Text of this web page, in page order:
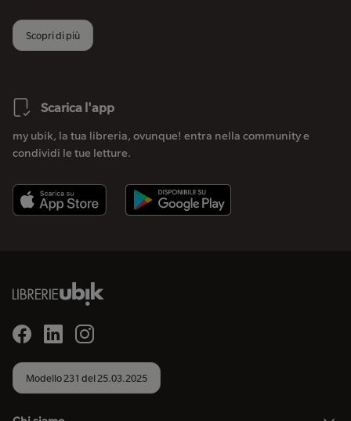
Scopri di più
Scarica l'app
my ubik, la tua libreria, ovunque! entra nella community e
condividi le tue letture.
Modello 231 del 25.03.2025